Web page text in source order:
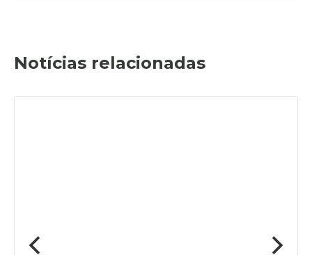
Notícias relacionadas